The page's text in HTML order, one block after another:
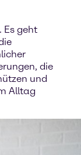
Es geht
die
und
Alltag